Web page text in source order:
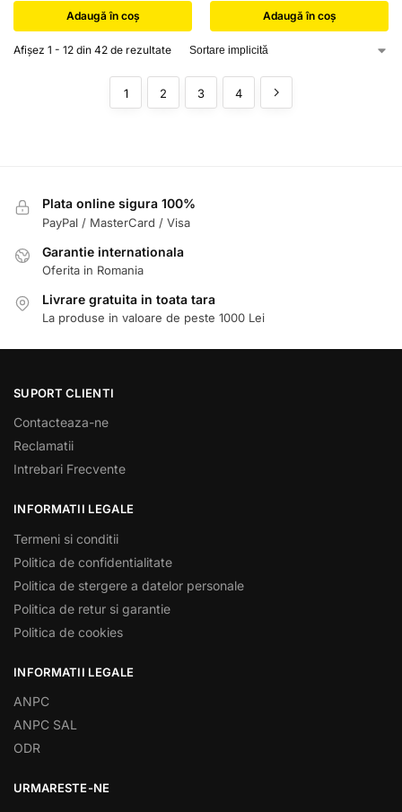
Adaugă în coș Adaugă în coș
Afișez 1 - 12 din 42 de rezultate
1 2 3 4
Plata online sigura 100%
PayPal / MasterCard / Visa
Garantie internationala
Oferita in Romania
Livrare gratuita in toata tara
La produse in valoare de peste 1000 Lei
SUPORT CLIENTI
Contacteaza-ne
Reclamatii
Intrebari Frecvente
INFORMATII LEGALE
Termeni si conditii
Politica de confidentialitate
Politica de stergere a datelor personale
Politica de retur si garantie
Politica de cookies
INFORMATII LEGALE
ANPC
ANPC SAL
ODR
URMARESTE-NE